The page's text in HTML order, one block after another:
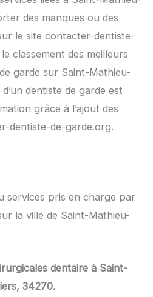
des manques ou des
le site contacter-dentiste-
classement des meilleurs
garde sur Saint-Mathieu-
dentiste de garde est
grâce à l’ajout des
dentiste-de-garde.org.
services pris en charge par
la ville de Saint-Mathieu-
dentaire à Saint-
34270.